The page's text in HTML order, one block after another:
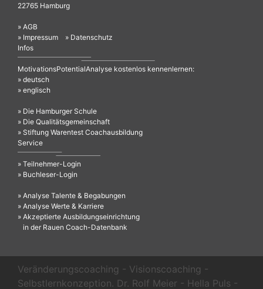
22765 Hamburg
» AGB
» Impressum
» Datenschutz
Infos
MotivationsPotentialAnalyse kostenlos kennenlernen:
» deutsch
» englisch
» Die Hamburger Schule
» Die Qualitätsgemeinschaft
» Stiftung Warentest Coachausbildung
Service
» Teilnehmer-Login
» Buchleser-Login
» Analyse Talente & Begabungen
» Analyse Werte & Karriere
» Akzeptierte Ausbildungseinrichtung
in der Rauen Coach-Datenbank
Veränderungscoaching - Visionscoaching -
Selbstlernkonzeption. Dr. Rolf Meier - Hella Puls -